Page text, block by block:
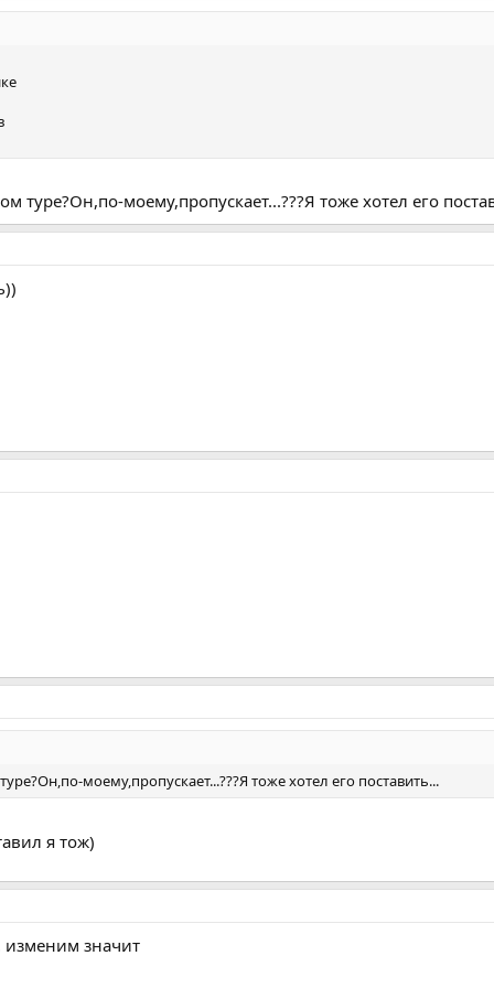
туре?Он,по-моему,пропускает...???Я тоже хотел его
моему,пропускает...???Я тоже хотел его поставить...
я тож)
изменим значит